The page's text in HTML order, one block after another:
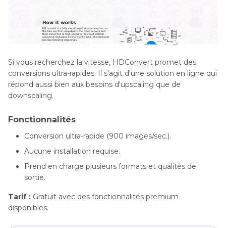
Si vous recherchez la vitesse, HDConvert promet des
conversions ultra-rapides. Il s'agit d'une solution en ligne qui
répond aussi bien aux besoins d'upscaling que de
downscaling.
Fonctionnalités
Conversion ultra-rapide (900 images/sec.).
Aucune installation requise.
Prend en charge plusieurs formats et qualités de
sortie.
Tarif : Gratuit avec des fonctionnalités premium
disponibles.